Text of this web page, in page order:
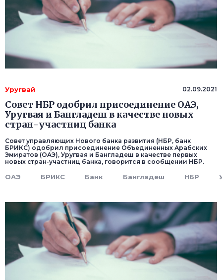
Уругвай 02.09.2021
Совет НБР одобрил присоединение ОАЭ,
Уругвая и Бангладеш в качестве новых
стран-участниц банка
Совет управляющих Нового банка развития (НБР, банк
БРИКС) одобрил присоединение Объединенных Арабских
Эмиратов (ОАЭ), Уругвая и Бангладеш в качестве первых
новых стран-участниц банка, говорится в сообщении НБР.
ОАЭ БРИКС Банк Бангладеш НБР